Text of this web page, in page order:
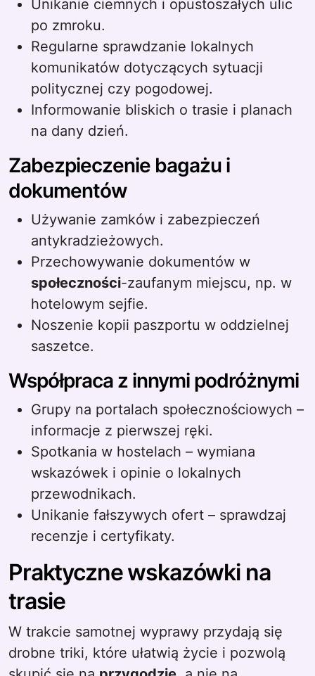
Unikanie ciemnych i opustoszałych ulic
po zmroku.
Regularne sprawdzanie lokalnych
komunikatów dotyczących sytuacji
politycznej czy pogodowej.
Informowanie bliskich o trasie i planach
na dany dzień.
Zabezpieczenie bagażu i
dokumentów
Używanie zamków i zabezpieczeń
antykradzieżowych.
Przechowywanie dokumentów w
społeczności-zaufanym miejscu, np. w
hotelowym sejfie.
Noszenie kopii paszportu w oddzielnej
saszetce.
Współpraca z innymi podróżnymi
Grupy na portalach społecznościowych –
informacje z pierwszej ręki.
Spotkania w hostelach – wymiana
wskazówek i opinie o lokalnych
przewodnikach.
Unikanie fałszywych ofert – sprawdzaj
recenzje i certyfikaty.
Praktyczne wskazówki na
trasie
W trakcie samotnej wyprawy przydają się
drobne triki, które ułatwią życie i pozwolą